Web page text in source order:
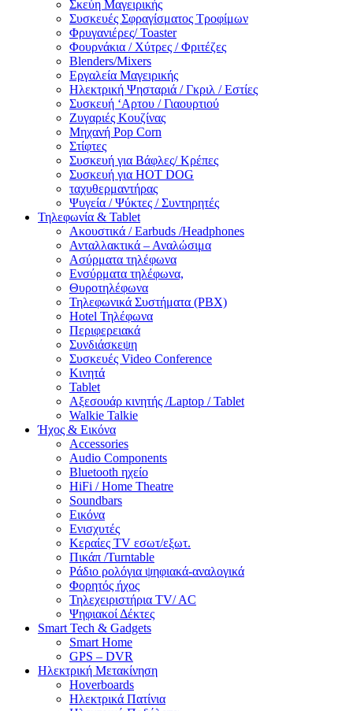
Σκεύη Μαγειρικής
Συσκευές Σφραγίσματος Τροφίμων
Φρυγανιέρες/ Toaster
Φουρνάκια / Χύτρες / Φριτέζες
Blenders/Mixers
Εργαλεία Μαγειρικής
Ηλεκτρική Ψησταριά / Γκριλ / Eστίες
Συσκευή ‘Αρτου / Γιαουρτιού
Ζυγαριές Κουζίνας
Μηχανή Pop Corn
Στίφτες
Συσκευή για Βάφλες/ Κρέπες
Συσκευή για HOT DOG
ταχυθερμαντήρας
Ψυγεία / Ψύκτες / Συντηρητές
Τηλεφωνία & Tablet
Ακουστικά / Earbuds /Headphones
Ανταλλακτικά – Αναλώσιμα
Ασύρματα τηλέφωνα
Ενσύρματα τηλέφωνα,
Θυροτηλέφωνα
Τηλεφωνικά Συστήματα (PBX)
Hotel Τηλέφωνα
Περιφερειακά
Συνδιάσκεψη
Συσκευές Video Conference
Κινητά
Tablet
Αξεσουάρ κινητής /Laptop / Tablet
Walkie Talkie
Ήχος & Εικόνα
Accessories
Audio Components
Bluetooth ηχείο
HiFi / Home Theatre
Soundbars
Εικόνα
Ενισχυτές
Κεραίες TV εσωτ/εξωτ.
Πικάπ /Turntable
Ράδιο ρολόγια ψηφιακά-αναλογικά
Φορητός ήχος
Τηλεχειριστήρια TV/ AC
Ψηφιακοί Δέκτες
Smart Tech & Gadgets
Smart Home
GPS – DVR
Ηλεκτρική Μετακίνηση
Hoverboards
Ηλεκτρικά Πατίνια